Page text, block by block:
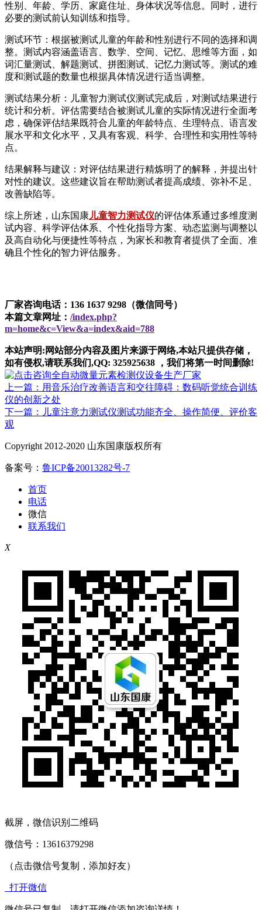
性别、年龄、学历、家庭住址、身体状况等信息。同时，进行
必要的测试前认知训练和指导。
测试环节：根据被测试儿童的年龄和性别进行不同的选择和调
整。测试内容涵盖语言、数学、空间、记忆、思维等方面，如
词汇量测试、解题测试、拼图测试、记忆力测试等。测试的难
度和测试题的数量也根据具体情况进行适当调整。
测试结果分析：儿童智力测试仪测试完成后，对测试结果进行
统计和分析。评估需要结合被测试儿童的实际情况进行全面考
虑，确保评估结果既符合儿童的年龄特点、生理特点、语言发
展水平和文化水平，又具有客观、科学、合理性和实用性等特
点。
结果解释与建议：对评估结果进行精炼明了的解释，并提出针
对性的建议。这些建议旨在帮助测试者提高成绩、弥补不足、
改善缺陷等。
综上所述，山东国康儿童智力测试仪的评估体系通过多维度测
试内容、科学评估体系、个性化指导方案、动态监测与调整以
及高自动化与便捷性等特点，为家长和教育者提供了全面、准
确且个性化的智力评估服务。
厂家咨询电话：136 1637 9298（微信同号）
本篇文章网址： /index.php?
m=home&c=View&a=index&aid=788
本站声明:网站部分内容及图片来源于网络,本站只提供存储，
如有侵权,请联系我们,QQ: 325925638 ，我们将第一时间删除!
上一篇：用音乐治疗改善语言和交往障碍：数码听觉统合训练
仪的创新之处
下一篇：儿童注意力测试仪测试功能齐全、操作简便、评价客
观
Copyright 2012-2020 山东国康版权所有
备案号： 鲁ICP备20013282号-7
首页
电话
微信
联系我们
X
截屏，微信识别二维码
微信号： 13616379298
（点击微信号复制，添加好友）
打开微信